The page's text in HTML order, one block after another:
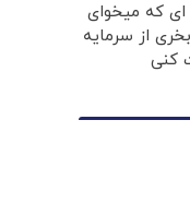
ای که میخوای
از سرمایه
کنی